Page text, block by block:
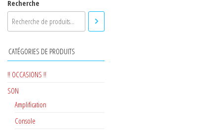
Recherche
CATÉGORIES DE PRODUITS
!! OCCASIONS !!
SON
Amplification
Console